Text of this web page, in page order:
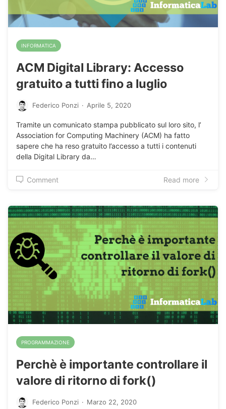
INFORMATICA
ACM Digital Library: Accesso
gratuito a tutti fino a luglio
Federico Ponzi · Aprile 5, 2020
Tramite un comunicato stampa pubblicato sul loro sito, l’
Association for Computing Machinery (ACM) ha fatto
sapere che ha reso gratuito l’accesso a tutti i contenuti
della Digital Library da…
Comment Read more
PROGRAMMAZIONE
Perchè è importante controllare il
valore di ritorno di fork()
Federico Ponzi · Marzo 22, 2020